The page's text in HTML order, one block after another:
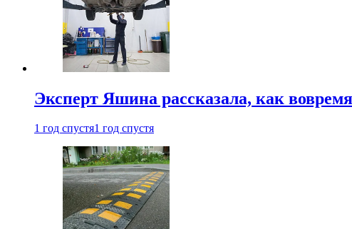
Эксперт Яшина рассказала, как
1 год спустя1 год спустя